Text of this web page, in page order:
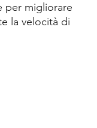
per migliorare
la velocità di